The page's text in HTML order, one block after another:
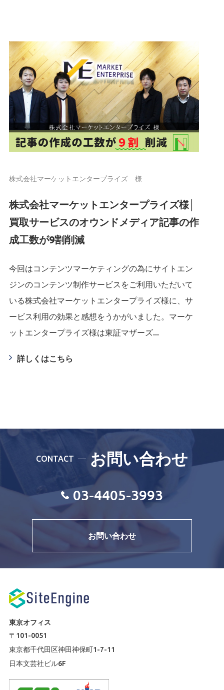
株式会社マーケットエンタープライズ 様
株式会社マーケットエンタープライズ様│
買取サービスのオウンドメディア記事の作
成工数が9割削減
今回はコンテンツマーケティングの為にサイトエン
ジンのコンテンツ制作サービスをご利用いただいて
いる株式会社マーケットエンタープライズ様に、サ
ービス利用の効果と感想をうかがいました。マーケ
ットエンタープライズ様は東証マザーズ...
詳しくはこちら
CONTACT お問い合わせ
03-4405-3993
お問い合わせ
東京オフィス
〒101-0051
東京都千代田区神田神保町1-7-11
日本文芸社ビル6F